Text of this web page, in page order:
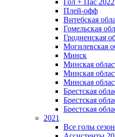
Гол + Пас 2022
Плей-офф
Витебская
Гомельская
Гродненская
Могилевская
Минск
Mинская
Минская
Минская
Брестская
Брестская
Брестская
2021
Все голы